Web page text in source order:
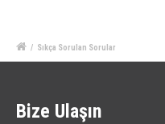
/ Sıkça Sorulan Sorular
Bize Ulaşın